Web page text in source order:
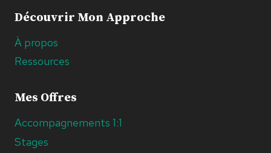
Découvrir Mon Approche
À propos
Ressources
Mes Offres
Accompagnements 1:1
Stages